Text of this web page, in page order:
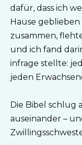
dafür, dass ich
Hause
zusammen,
und ich fand
infrage stellte:
jeden
Die Bibel schlug
auseinander –